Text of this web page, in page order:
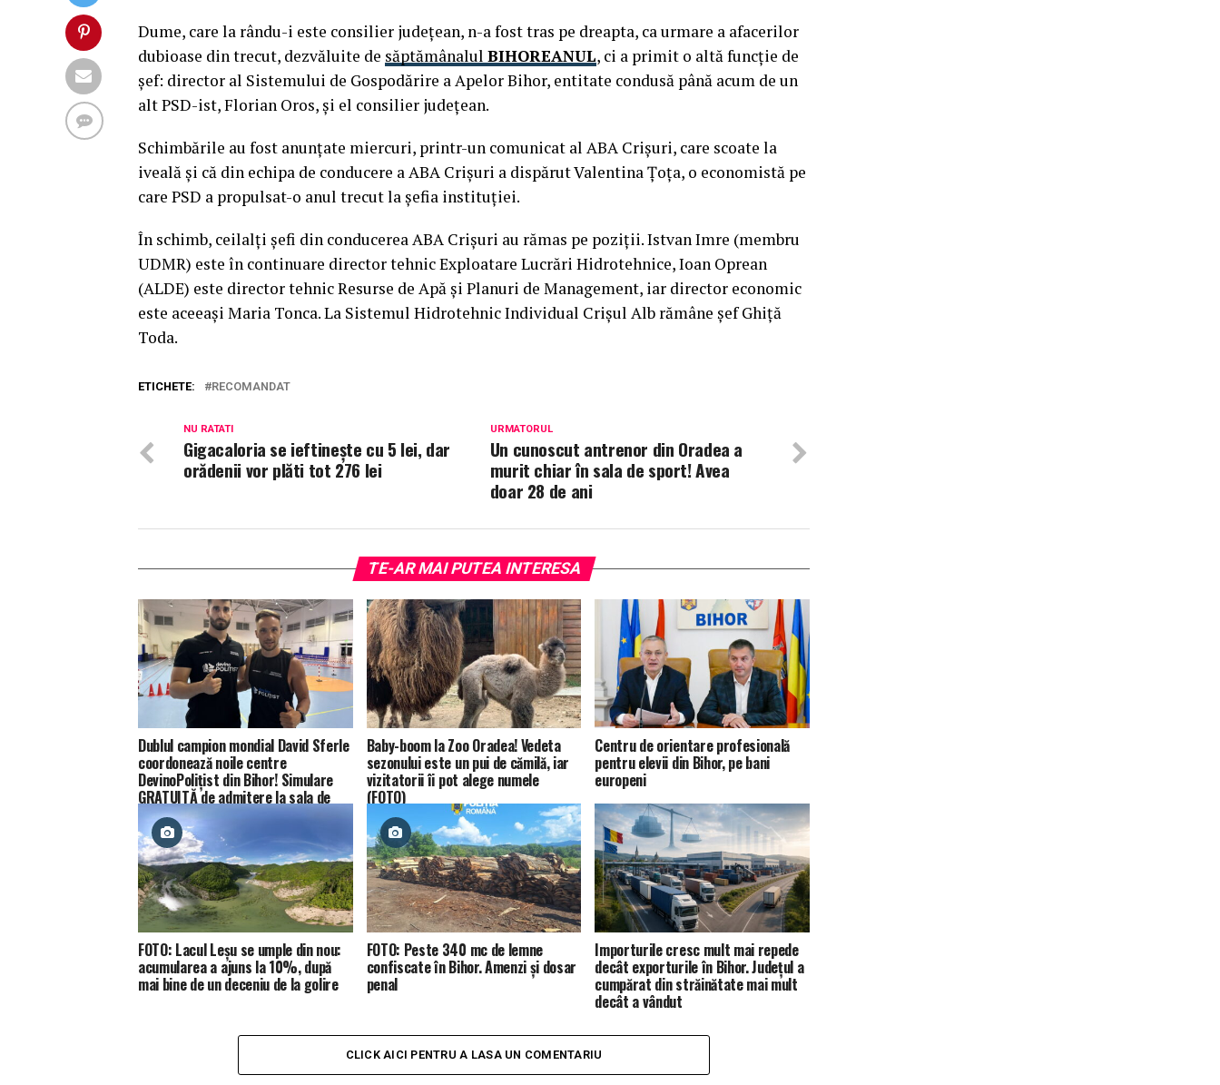
Dume, care la rându-i este consilier judeţean, n-a fost tras pe dreapta, ca urmare a afacerilor
dubioase din trecut, dezvăluite de săptămânalul BIHOREANUL, ci a primit o altă funcţie de
şef: director al Sistemului de Gospodărire a Apelor Bihor, entitate condusă până acum de un
alt PSD-ist, Florian Oros, şi el consilier judeţean.
Schimbările au fost anunţate miercuri, printr-un comunicat al ABA Crişuri, care scoate la
iveală şi că din echipa de conducere a ABA Crişuri a dispărut Valentina Ţoţa, o economistă pe
care PSD a propulsat-o anul trecut la şefia instituţiei.
În schimb, ceilalţi şefi din conducerea ABA Crişuri au rămas pe poziţii. Istvan Imre (membru
UDMR) este în continuare director tehnic Exploatare Lucrări Hidrotehnice, Ioan Oprean
(ALDE) este director tehnic Resurse de Apă şi Planuri de Management, iar director economic
este aceeaşi Maria Tonca. La Sistemul Hidrotehnic Individual Crişul Alb rămâne şef Ghiţă
Toda.
ETICHETE: RECOMANDAT
URMATORUL
Un cunoscut antrenor din Oradea a
murit chiar în sala de sport! Avea
doar 28 de ani
NU RATATI
Gigacaloria se ieftineşte cu 5 lei, dar
orădenii vor plăti tot 276 lei
TE-AR MAI PUTEA INTERESA
Dublul campion mondial David Sferle
coordonează noile centre
DevinoPolițist din Bihor! Simulare
GRATUITĂ de admitere la sala de
sport din Oșorhei!
Baby-boom la Zoo Oradea! Vedeta
sezonului este un pui de cămilă, iar
vizitatorii îi pot alege numele
(FOTO)
Centru de orientare profesională
pentru elevii din Bihor, pe bani
europeni
FOTO: Lacul Leșu se umple din nou:
acumularea a ajuns la 10%, după
mai bine de un deceniu de la golire
FOTO: Peste 340 mc de lemne
confiscate în Bihor. Amenzi și dosar
penal
Importurile cresc mult mai repede
decât exporturile în Bihor. Județul a
cumpărat din străinătate mai mult
decât a vândut
CLICK AICI PENTRU A LASA UN COMENTARIU